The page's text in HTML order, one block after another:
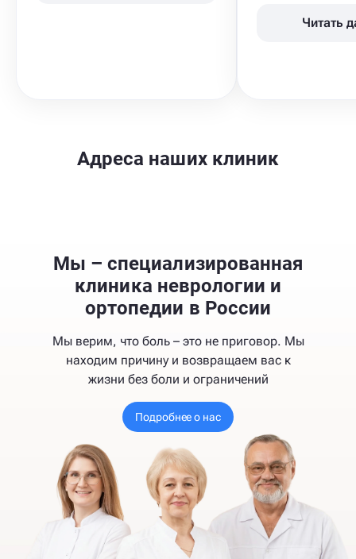
Читать
Адреса наших клиник
Мы – специализированная
клиника неврологии и
ортопедии в России
Мы верим, что боль – это не приговор. Мы
находим причину и возвращаем вас к
жизни без боли и ограничений
Подробнее о нас